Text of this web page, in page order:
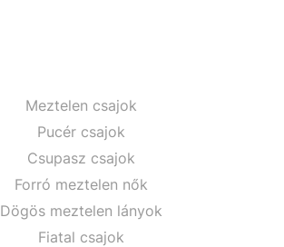
Meztelen csajok
Pucér csajok
Csupasz csajok
Forró meztelen nők
Dögös meztelen lányok
Fiatal csajok